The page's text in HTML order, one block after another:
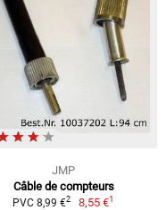
JMP
Câble de compteurs
PVC 8,99 €2 8,55 €1